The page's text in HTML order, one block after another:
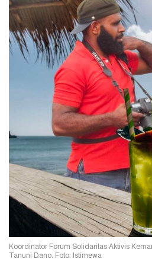
Koordinator Forum Solidaritas Aktivis
Tanuni Dano. Foto: Istimewa